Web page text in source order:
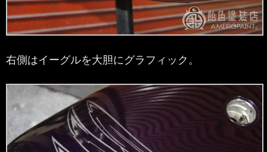
右側はイーグルを大胆にグラフィック。